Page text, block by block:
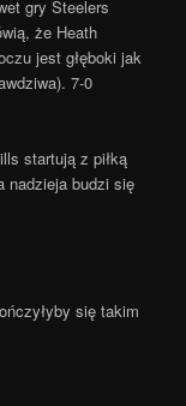
gry Steelers
że Heath
jest głęboki jak
7-0
startują z piłką
nadzieja budzi się
się takim